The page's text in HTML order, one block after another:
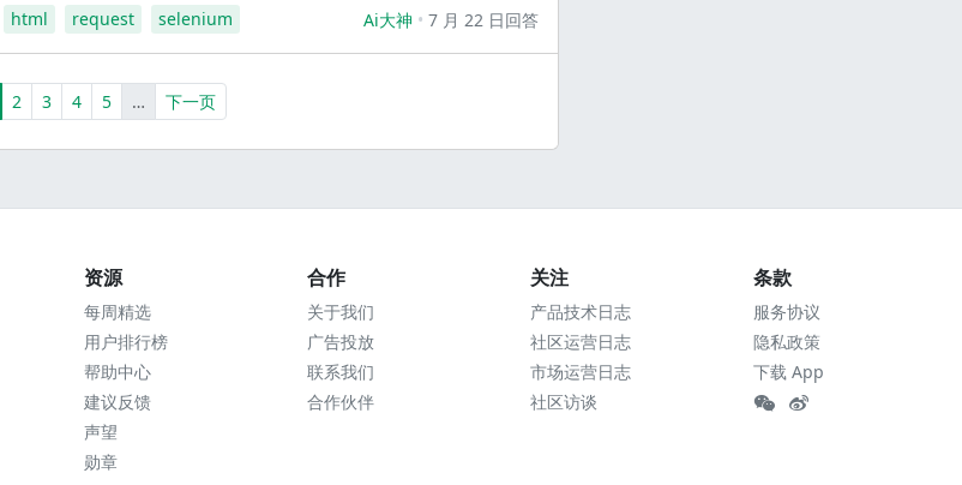
html request selenium Ai大神 7 月 22 日回答
(current)
2 3 4 5 …More下一页
资源
每周精选
用户排行榜
帮助中心
建议反馈
声望
勋章
合作
关于我们
广告投放
联系我们
合作伙伴
关注
产品技术日志
社区运营日志
市场运营日志
社区访谈
条款
服务协议
隐私政策
下载 App